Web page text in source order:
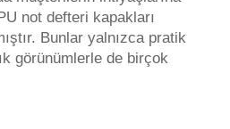
not defteri kapakları
Bunlar yalnızca pratik
görünümlerle de birçok